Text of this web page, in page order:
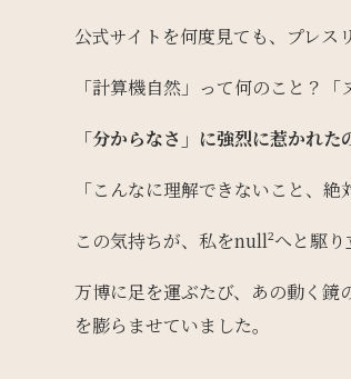
公式サイトを何度見ても、プレス
「計算機自然」って何のこと？「
「分からなさ」に強烈に惹かれた
「こんなに理解できないこと、絶
この気持ちが、私をnull²へと駆り
万博に足を運ぶたび、あの動く
を膨らませていました。